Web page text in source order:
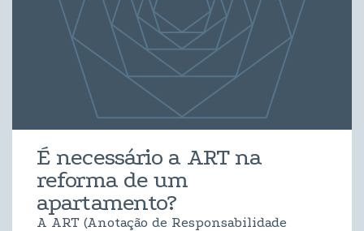
É necessário a ART na
reforma de um
apartamento?
A ART (Anotação de Responsabilidade